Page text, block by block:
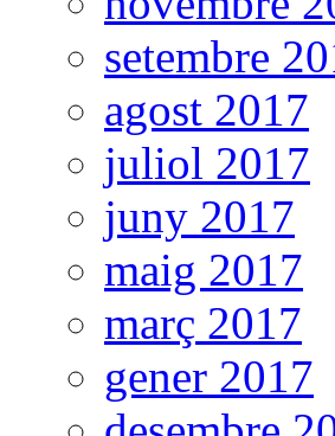
setembre
agost 2017
juliol 2017
juny 2017
maig 2017
març 2017
gener 2017